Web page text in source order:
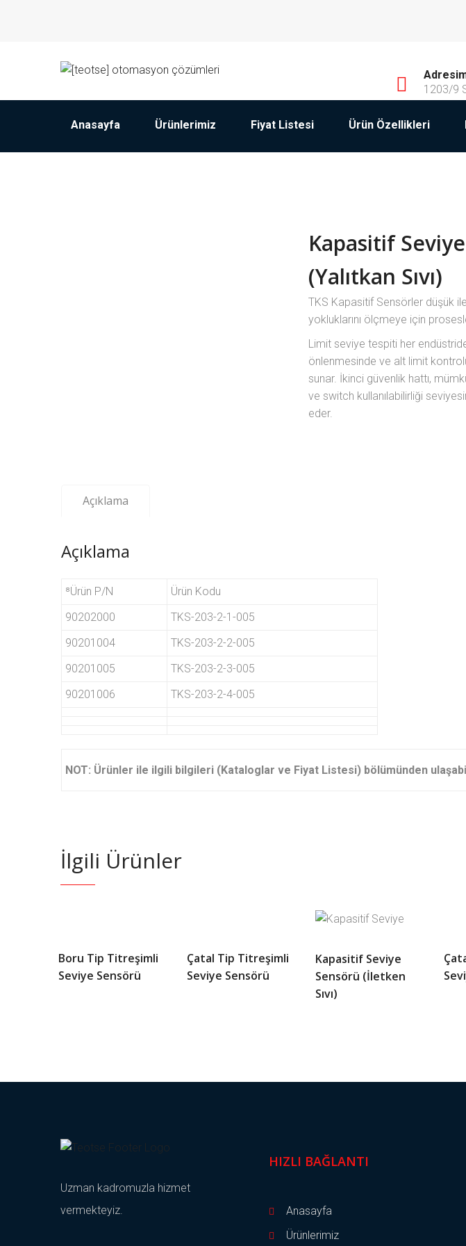
1203/9
Anasayfa Ürünlerimiz Fiyat Listesi Ürün Özellikleri
Kapasitif
(Yalıtkan Sıvı)
TKS Kapasitif Sensörler düşük
yokluklarını ölçmeye için
Limit seviye tespiti her endüstride
önlenmesinde ve alt limit
sunar. İkinci güvenlik hattı,
ve switch kullanılabilirliği
eder.
Açıklama
Açıklama
⁸Ürün P/N
Ürün Kodu
90202000
TKS-203-2-1-005
90201004
TKS-203-2-2-005
90201005
TKS-203-2-3-005
90201006
TKS-203-2-4-005
NOT: Ürünler ile ilgili bilgileri (Kataloglar ve Fiyat Listesi) bölümünden
İlgili Ürünler
Boru Tip Titreşimli
Seviye Sensörü
Çatal Tip Titreşimli
Seviye Sensörü
Kapasitif Seviye
Sensörü (İletken
Sıvı)
Uzman kadromuzla hizmet
vermekteyiz.
HIZLI BAĞLANTI
Anasayfa
Ürünlerimiz